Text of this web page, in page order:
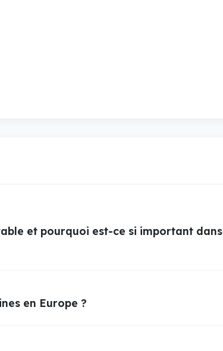
et pourquoi est-ce si important dans
en Europe ?